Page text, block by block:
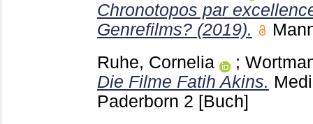
Chronotopos par
Genrefilms? (2019).
Ruhe, Cornelia
;
Die Filme Fatih Akins.
Paderborn 2 [Buch]